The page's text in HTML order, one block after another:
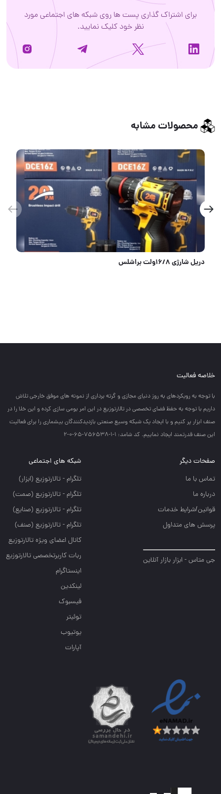
برای اشتراک گذاری پست ها روی شبکه های اجتماعی مورد
نظر خود کلیک نمایید.
محصولات مشابه
کتابی فولادی 94 براق ULTRA
خلاصه فعالیت
با توجه به رويكردهاي به روز دنياي مجازي و گرته برداري از نمونه هاي موفق خارجي تلاش
داريم با توجه به حفظ فضاي تخصصي در تالارتوزيع در اين امر بومي سازي كرده و اين خلا را در
صنف ابزار پر كنيم و با ايجاد يك شبكه وسيع صنعتي بازديدكنندگان بيشماري را براي فعاليت
اين صنف قدرتمند ايجاد نماييم. کد شامد: 1-1-756538-65-0-2
صفحات دیگر
تماس با ما
درباره ما
قوانین/شرایط خدمات
پرسش های متداول
جی متاس - ابزار بازار آنلاین
شبکه های اجتماعی
تلگرام - تالارتوزيع (ابزار)
تلگرام - تالارتوزيع (صمت)
تلگرام - تالارتوزيع (صنايع)
تلگرام - تالارتوزیع (صنف)
کانال اعضای ویژه تالارتوزیع
ربات کاربرتخصصی تالارتوزیع
اینستاگرام
لینکدین
فیسبوک
توئیتر
یوتیوب
آپارات